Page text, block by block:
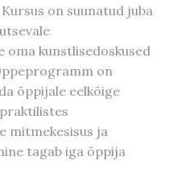
on suunatud juba
oma kunstlisedoskused
on
õppijale eelkõige
mitmekesisus ja
tagab iga õppija